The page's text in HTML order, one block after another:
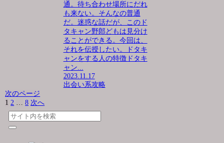
通。待ち合わせ場所にだれ
も来ない。そんなの普通
だ。迷惑な話だが、このド
タキャン野郎どもは見分け
ることができる。今回は、
それを伝授したい。ドタキ
ャンをする人の特徴ドタキ
ャン...
2023.11.17
出会い系攻略
次のページ
1 2 … 8 次へ